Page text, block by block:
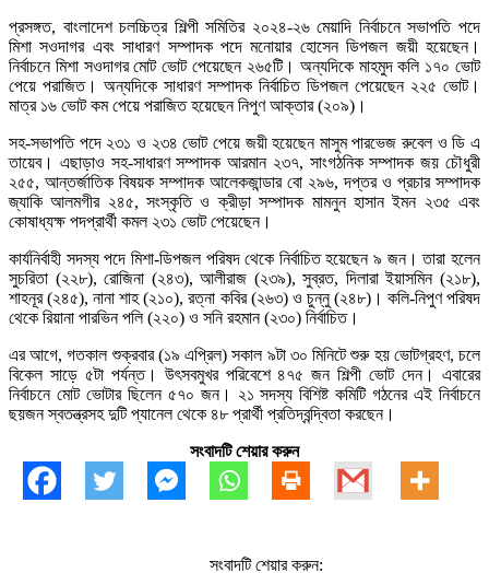
প্রসঙ্গত, বাংলাদেশ চলচ্চিত্র শিল্পী সমিতির ২০২৪-২৬ মেয়াদি নির্বাচনে সভাপতি পদে
মিশা সওদাগর এবং সাধারণ সম্পাদক পদে মনোয়ার হোসেন ডিপজল জয়ী হয়েছেন।
নির্বাচনে মিশা সওদাগর মোট ভোট পেয়েছেন ২৬৫টি। অন্যদিকে মাহমুদ কলি ১৭০ ভোট
পেয়ে পরাজিত। অন্যদিকে সাধারণ সম্পাদক নির্বাচিত ডিপজল পেয়েছেন ২২৫ ভোট।
মাত্র ১৬ ভোট কম পেয়ে পরাজিত হয়েছেন নিপুণ আক্তার (২০৯)।
সহ-সভাপতি পদে ২৩১ ও ২৩৪ ভোট পেয়ে জয়ী হয়েছেন মাসুম পারভেজ রুবেল ও ডি এ
তায়েব। এছাড়াও সহ-সাধারণ সম্পাদক আরমান ২৩৭, সাংগঠনিক সম্পাদক জয় চৌধুরী
২৫৫, আন্তর্জাতিক বিষয়ক সম্পাদক আলেকজান্ডার বো ২৯৬, দপ্তর ও প্রচার সম্পাদক
জ্যাকি আলমগীর ২৪৫, সংস্কৃতি ও ক্রীড়া সম্পাদক মামনুন হাসান ইমন ২৩৫ এবং
কোষাধ্যক্ষ পদপ্রার্থী কমল ২৩১ ভোট পেয়েছেন।
কার্যনির্বাহী সদস্য পদে মিশা-ডিপজল পরিষদ থেকে নির্বাচিত হয়েছেন ৯ জন। তারা হলেন
সুচরিতা (২২৮), রোজিনা (২৪৩), আলীরাজ (২৩৯), সুব্রত, দিলারা ইয়াসমিন (২১৮),
শাহনূর (২৪৫), নানা শাহ (২১০), রত্না কবির (২৬৩) ও চুন্নু (২৪৮)। কলি-নিপুণ পরিষদ
থেকে রিয়ানা পারভিন পলি (২২০) ও সনি রহমান (২৩০) নির্বাচিত।
এর আগে, গতকাল শুক্রবার (১৯ এপ্রিল) সকাল ৯টা ৩০ মিনিটে শুরু হয় ভোটগ্রহণ, চলে
বিকেল সাড়ে ৫টা পর্যন্ত। উৎসবমুখর পরিবেশে ৪৭৫ জন শিল্পী ভোট দেন। এবারের
নির্বাচনে মোট ভোটার ছিলেন ৫৭০ জন। ২১ সদস্য বিশিষ্ট কমিটি গঠনের এই নির্বাচনে
ছয়জন স্বতন্ত্রসহ দুটি প্যানেল থেকে ৪৮ প্রার্থী প্রতিদ্বন্দ্বিতা করছেন।
সংবাদটি শেয়ার করুন
সংবাদটি শেয়ার করুন: